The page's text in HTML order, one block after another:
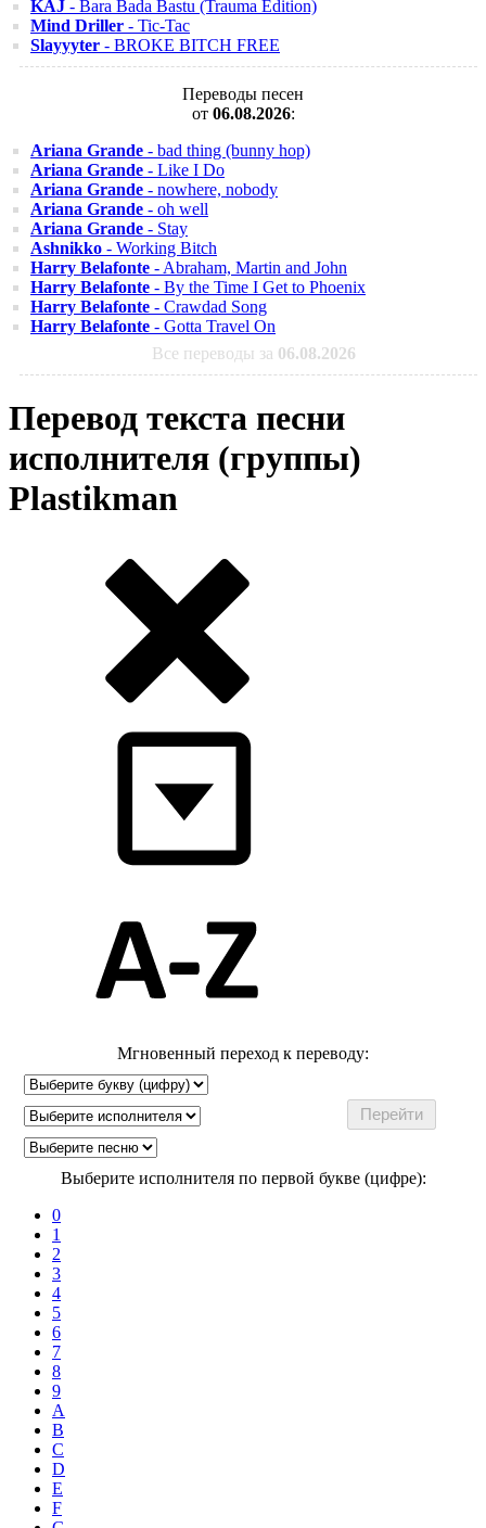
KAJ - Bara Bada Bastu (Trauma Edition)
Mind Driller - Tic-Tac
Slayyyter - BROKE BITCH FREE
Переводы песен
от 06.08.2026:
Ariana Grande - bad thing (bunny hop)
Ariana Grande - Like I Do
Ariana Grande - nowhere, nobody
Ariana Grande - oh well
Ariana Grande - Stay
Ashnikko - Working Bitch
Harry Belafonte - Abraham, Martin and John
Harry Belafonte - By the Time I Get to Phoenix
Harry Belafonte - Crawdad Song
Harry Belafonte - Gotta Travel On
Все переводы за 06.08.2026
Перевод текста песни
исполнителя (группы)
Plastikman
Мгновенный переход к переводу:
Выберите исполнителя по первой букве (цифре):
0
1
2
3
4
5
6
7
8
9
A
B
C
D
E
F